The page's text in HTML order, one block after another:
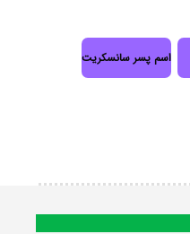
اسم پسر سانسکریت